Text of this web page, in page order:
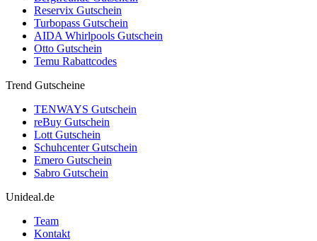
Reservix Gutschein
Turbopass Gutschein
AIDA Whirlpools Gutschein
Otto Gutschein
Temu Rabattcodes
Trend Gutscheine
TENWAYS Gutschein
reBuy Gutschein
Lott Gutschein
Schuhcenter Gutschein
Emero Gutschein
Sabro Gutschein
Unideal.de
Team
Kontakt